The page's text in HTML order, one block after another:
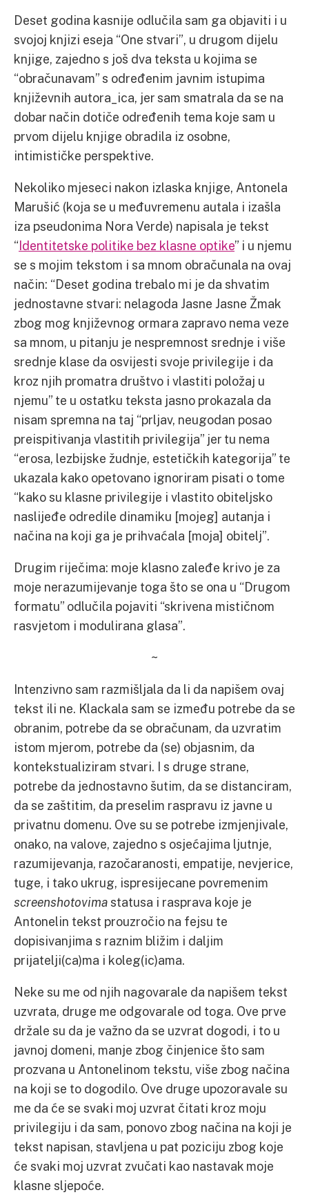
Deset godina kasnije odlučila sam ga objaviti i u
svojoj knjizi eseja “One stvari”, u drugom dijelu
knjige, zajedno s još dva teksta u kojima se
“obračunavam” s određenim javnim istupima
književnih autora_ica, jer sam smatrala da se na
dobar način dotiče određenih tema koje sam u
prvom dijelu knjige obradila iz osobne,
intimističke perspektive.
Nekoliko mjeseci nakon izlaska knjige, Antonela
Marušić (koja se u međuvremenu autala i izašla
iza pseudonima Nora Verde) napisala je tekst
“Identitetske politike bez klasne optike” i u njemu
se s mojim tekstom i sa mnom obračunala na ovaj
način: “Deset godina trebalo mi je da shvatim
jednostavne stvari: nelagoda Jasne Jasne Žmak
zbog mog književnog ormara zapravo nema veze
sa mnom, u pitanju je nespremnost srednje i više
srednje klase da osvijesti svoje privilegije i da
kroz njih promatra društvo i vlastiti položaj u
njemu” te u ostatku teksta jasno prokazala da
nisam spremna na taj “prljav, neugodan posao
preispitivanja vlastitih privilegija” jer tu nema
“erosa, lezbijske žudnje, estetičkih kategorija” te
ukazala kako opetovano ignoriram pisati o tome
“kako su klasne privilegije i vlastito obiteljsko
naslijeđe odredile dinamiku [mojeg] autanja i
načina na koji ga je prihvaćala [moja] obitelj”.
Drugim riječima: moje klasno zaleđe krivo je za
moje nerazumijevanje toga što se ona u “Drugom
formatu” odlučila pojaviti “skrivena mističnom
rasvjetom i modulirana glasa”.
~
Intenzivno sam razmišljala da li da napišem ovaj
tekst ili ne. Klackala sam se između potrebe da se
obranim, potrebe da se obračunam, da uzvratim
istom mjerom, potrebe da (se) objasnim, da
kontekstualiziram stvari. I s druge strane,
potrebe da jednostavno šutim, da se distanciram,
da se zaštitim, da preselim raspravu iz javne u
privatnu domenu. Ove su se potrebe izmjenjivale,
onako, na valove, zajedno s osjećajima ljutnje,
razumijevanja, razočaranosti, empatije, nevjerice,
tuge, i tako ukrug, ispresijecane povremenim
screenshotovimastatusa i rasprava koje je
Antonelin tekst prouzročio na fejsu te
dopisivanjima s raznim bližim i daljim
prijatelji(ca)ma i koleg(ic)ama.
Neke su me od njih nagovarale da napišem tekst
uzvrata, druge me odgovarale od toga. Ove prve
držale su da je važno da se uzvrat dogodi, i to u
javnoj domeni, manje zbog činjenice što sam
prozvana u Antonelinom tekstu, više zbog načina
na koji se to dogodilo. Ove druge upozoravale su
me da će se svaki moj uzvrat čitati kroz moju
privilegiju i da sam, ponovo zbog načina na koji je
tekst napisan, stavljena u pat poziciju zbog koje
će svaki moj uzvrat zvučati kao nastavak moje
klasne sljepoće.